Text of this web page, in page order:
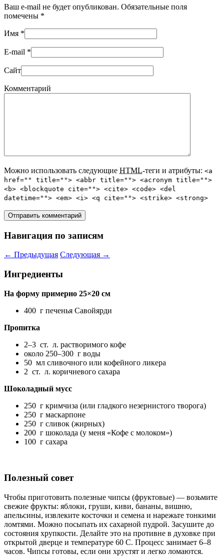
Ваш e-mail не будет опубликован. Обязательные поля
помечены *
Имя *
E-mail *
Сайт
Комментарий
Можно использовать следующие HTML-теги и атрибуты: <a
href="" title=""> <abbr title=""> <acronym title="">
<b> <blockquote cite=""> <cite> <code> <del
datetime=""> <em> <i> <q cite=""> <strike> <strong>
Навигация по записям
← Предыдущая Следующая →
Ингредиенты
На форму примерно 25×20 см
400 г печенья Савойярди
Пропитка
2–3 ст. л. растворимого кофе
около 250–300 г воды
50 мл сливочного или кофейного ликера
2 ст. л. коричневого сахара
Шоколадный мусс
250 г кримчиза (или гладкого незернистого творога)
250 г маскарпоне
250 г сливок (жирных)
200 г шоколада (у меня «Кофе с молоком»)
100 г сахара
Полезный совет
Чтобы приготовить полезные чипсы (фруктовые) — возьмите
свежие фрукты: яблоки, груши, киви, бананы, вишню,
апельсины, извлеките косточки и семена и нарежьте тонкими
ломтями. Можно посыпать их сахарной пудрой. Засушите до
состояния хрупкости. Делайте это на противне в духовке при
открытой дверце и температуре 60 С. Процесс занимает 6–8
часов. Чипсы готовы, если они хрустят и легко ломаются.